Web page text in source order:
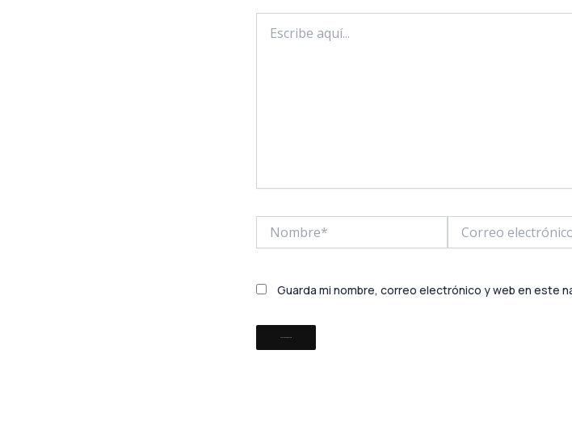
aquí...
electrónico*
Guarda mi nombre, correo electrónico y web en este